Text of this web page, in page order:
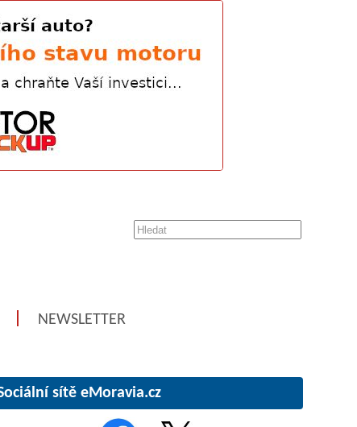
NEWSLETTER
sítě eMoravia.cz